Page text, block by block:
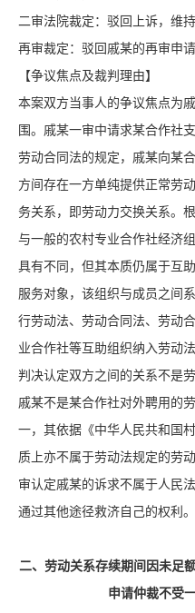
二审法院裁定：驳回上诉，维持
再审裁定：驳回戚某的再审申请
【争议焦点及裁判理由】
本案双方当事人的争议焦点为
围。戚某一审中请求某合作社
劳动合同法的规定，戚某向某
方间存在一方单纯提供正常劳
务关系，即劳动力交换关系。
与一般的农村专业合作社经济
具有不同，但其本质仍属于互
服务对象，该组织与成员之间
行劳动法、劳动合同法、劳动
业合作社等互助组织纳入劳动
判决认定双方之间的关系不是
戚某不是某合作社对外聘用的
一，其依据《中华人民共和国
质上亦不属于劳动法规定的劳
审认定戚某的诉求不属于人民
通过其他途径救济自己的权利。
二、劳动关系存续期间因未足
申请仲裁不受